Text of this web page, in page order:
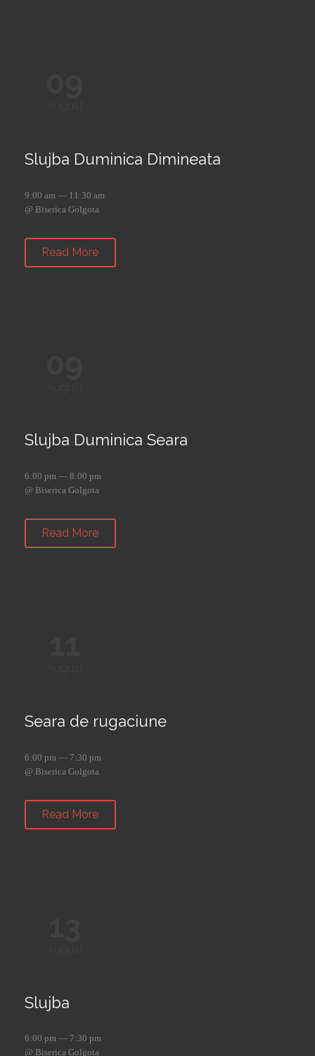
Slujba Duminica Dimineata
9:00 am — 11:30 am
@ Biserica Golgota
Read More
Slujba Duminica Seara
6:00 pm — 8:00 pm
@ Biserica Golgota
Read More
Seara de rugaciune
6:00 pm — 7:30 pm
@ Biserica Golgota
Read More
Slujba
6:00 pm — 7:30 pm
@ Biserica Golgota